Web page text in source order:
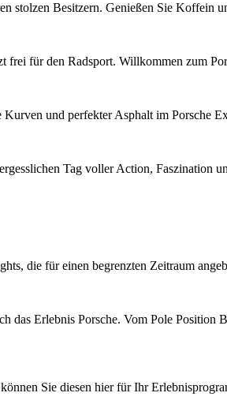
stolzen Besitzern. Genießen Sie Koffein
frei für den Radsport. Willkommen zum
und perfekter Asphalt im Porsche
Tag voller Action, Faszination
die für einen begrenzten Zeitraum
das Erlebnis Porsche. Vom Pole
Sie diesen hier für Ihr